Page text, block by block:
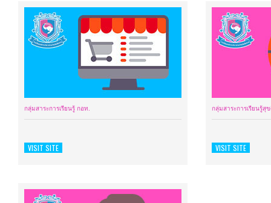
กลุ่มสาระการเรียนรู้ กอท.
VISIT SITE
กลุ่มสาระการเรียนรู้สุ
VISIT SITE